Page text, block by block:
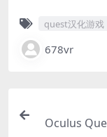
quest汉化游戏
678vr
Oculus